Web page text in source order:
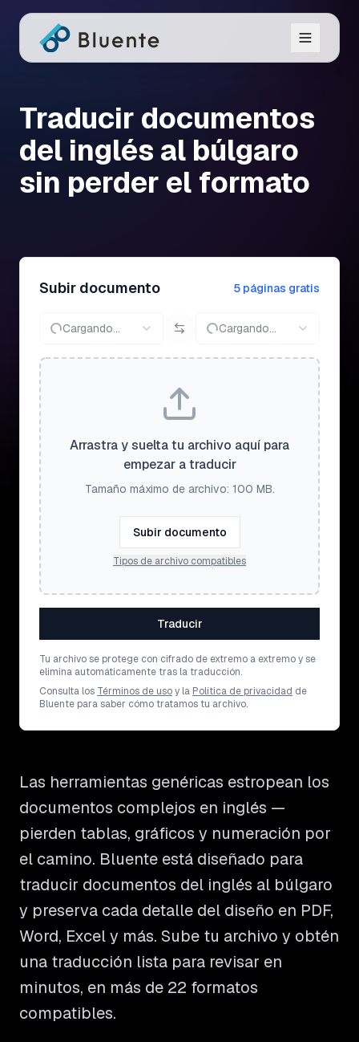
Traducir documentos
del inglés al búlgaro
sin perder el formato
Subir documento 5 páginas gratis
Cargando... Cargando...
Arrastra y suelta tu archivo aquí para
empezar a traducir
Tamaño máximo de archivo: 100 MB.
Subir documento
Tipos de archivo compatibles
Traducir
Tu archivo se protege con cifrado de extremo a extremo y se
elimina automáticamente tras la traducción.
Consulta los Términos de usoy la Política de privacidad de
Bluente para saber cómo tratamos tu archivo.
Las herramientas genéricas estropean los
documentos complejos en inglés —
pierden tablas, gráficos y numeración por
el camino. Bluente está diseñado para
traducir documentos del inglés al búlgaro
y preserva cada detalle del diseño en PDF,
Word, Excel y más. Sube tu archivo y obtén
una traducción lista para revisar en
minutos, en más de 22 formatos
compatibles.